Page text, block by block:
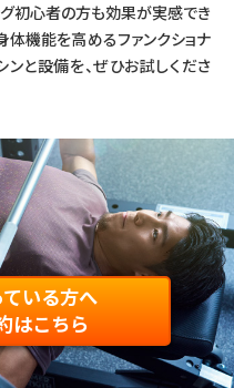
グ初心者の方も効果が実感でき
体機能を高めるファンクショナ
と設備を、ぜひお試しくださ
いる方へ
はこちら